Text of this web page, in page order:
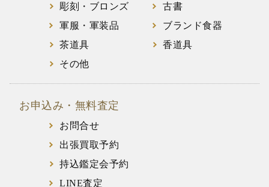
彫刻・ブロンズ
古書
軍服・軍装品
ブランド食器
茶道具
香道具
その他
お申込み・無料査定
お問合せ
出張買取予約
持込鑑定会予約
LINE査定